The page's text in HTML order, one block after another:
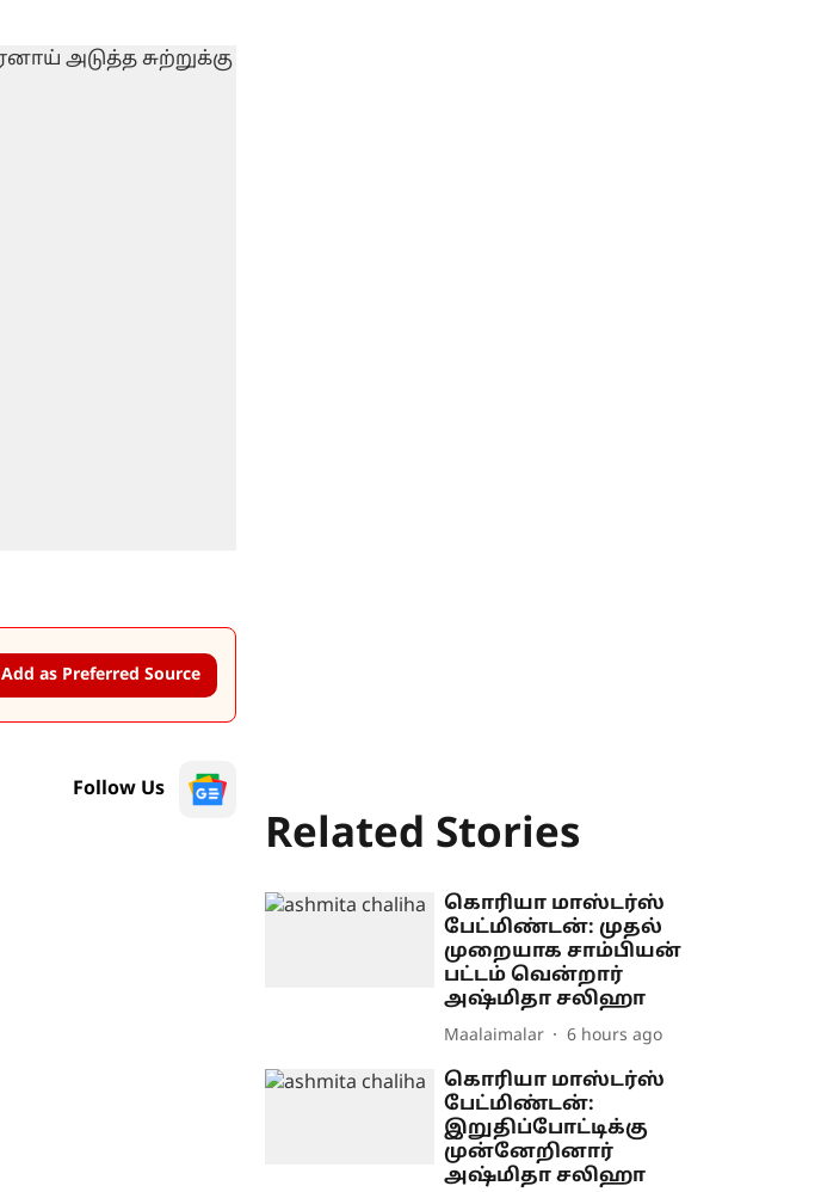
Add as Preferred Source
Follow Us
Related Stories
கொரியா மாஸ்டர்ஸ்
பேட்மிண்டன்: முதல்
முறையாக சாம்பியன்
பட்டம் வென்றார்
அஷ்மிதா சலிஹா
Maalaimalar 6 hours ago
கொரியா மாஸ்டர்ஸ்
பேட்மிண்டன்:
இறுதிப்போட்டிக்கு
முன்னேறினார்
அஷ்மிதா சலிஹா